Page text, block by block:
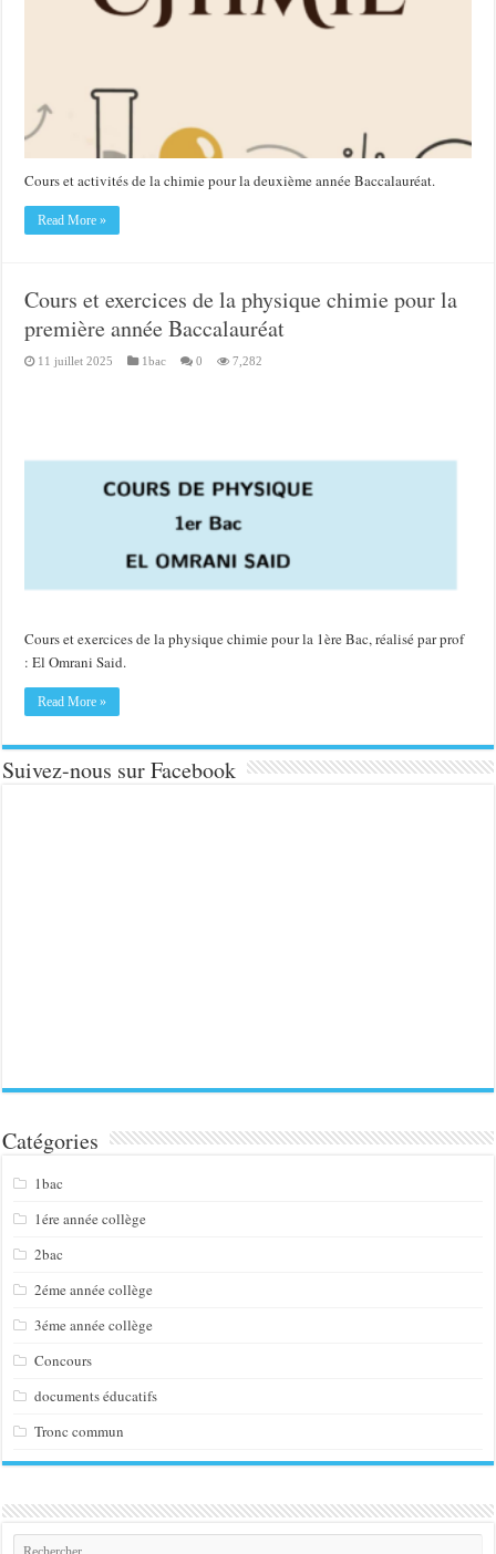
Cours et activités de la chimie pour la deuxième année Baccalauréat.
Read More »
Cours et exercices de la physique chimie pour la
première année Baccalauréat
11 juillet 2025 1bac 0 7,282
Cours et exercices de la physique chimie pour la 1ère Bac, réalisé par prof
: El Omrani Said.
Read More »
Suivez-nous sur Facebook
Catégories
1bac
1ére année collège
2bac
2éme année collège
3éme année collège
Concours
documents éducatifs
Tronc commun